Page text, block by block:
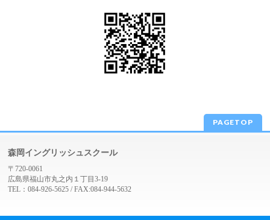
PAGETOP
森岡イングリッシュスクール
〒720-0061
広島県福山市丸之内１丁目3-19
TEL：084-926-5625 / FAX:084-944-5632